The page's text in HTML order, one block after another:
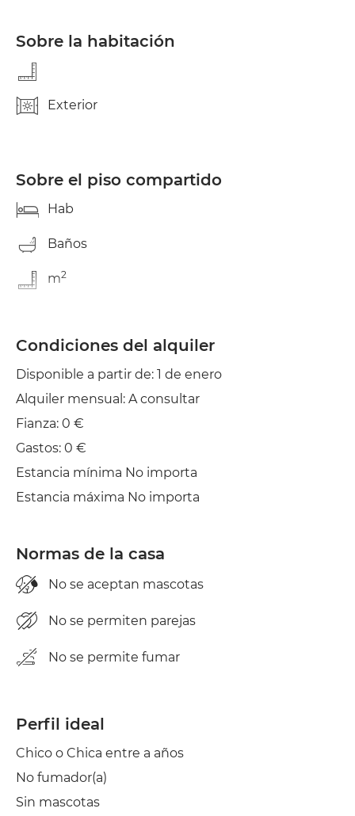
Sobre la habitación
Exterior
Sobre el piso compartido
Hab
Baños
m2
Condiciones del alquiler
Disponible a partir de: 1 de enero
Alquiler mensual: A consultar
Fianza: 0 €
Gastos: 0 €
Estancia mínima No importa
Estancia máxima No importa
Normas de la casa
No se aceptan mascotas
No se permiten parejas
No se permite fumar
Perfil ideal
Chico o Chica entre a años
No fumador(a)
Sin mascotas